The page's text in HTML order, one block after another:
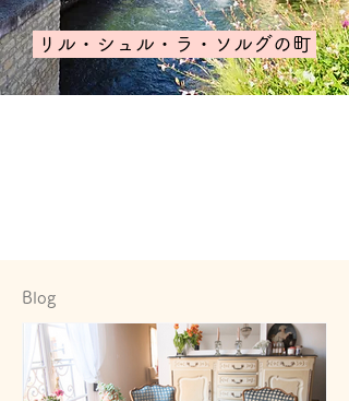
リル・シュル・ラ・ソルグの町
Blog